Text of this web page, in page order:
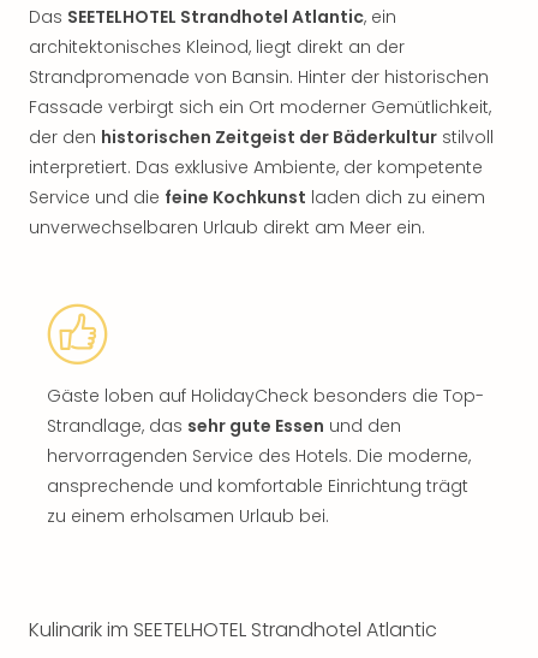
Das SEETELHOTEL Strandhotel Atlantic, ein
architektonisches Kleinod, liegt direkt an der
Strandpromenade von Bansin. Hinter der historischen
Fassade verbirgt sich ein Ort moderner Gemütlichkeit,
der den historischen Zeitgeist der Bäderkultur stilvoll
interpretiert. Das exklusive Ambiente, der kompetente
Service und die feine Kochkunst laden dich zu einem
unverwechselbaren Urlaub direkt am Meer ein.​
Gäste loben auf HolidayCheck besonders die Top-
Strandlage, das sehr gute Essen und den
hervorragenden Service des Hotels. Die moderne,
ansprechende und komfortable Einrichtung trägt
zu einem erholsamen Urlaub bei. ​
Kulinarik im SEETELHOTEL Strandhotel Atlantic